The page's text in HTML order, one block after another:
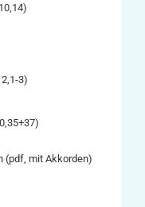
3)
(pdf, mit Akkorden)